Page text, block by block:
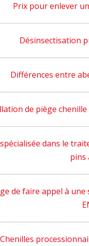
Prix pour enlever
Désinsectisation
Différences entre
de piège
dans le
pins
de faire appel à
Chenilles